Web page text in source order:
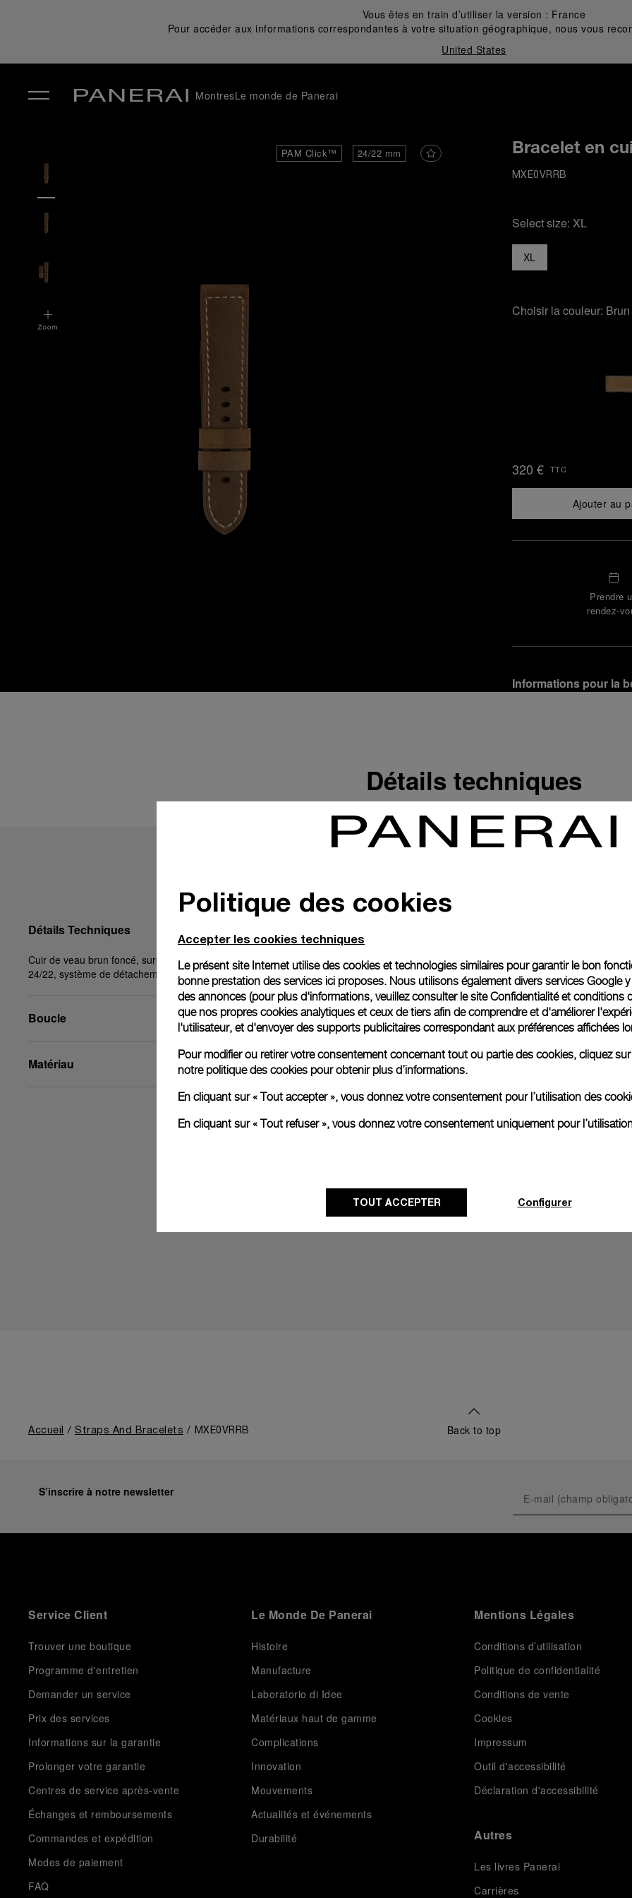
Vous êtes en train d’utiliser la version : France
Pour accéder aux informations correspondantes à votre situation géographique, nous vous
United States
MontresLe monde de Panerai
PAM Click™ 24/22 mm Bracelet en
MXE0VRRB
Select size: XL
XL
Choisir la couleur: Brun
320 € TTC
Ajouter au
Prendre
rendez-
Informations pour la
Retours et échanges
d'Officine Panerai ou
produit conformément à
En savoir plus
Emballage cadeau
Toutes les commandes
paiement en ligne, vous
personnalisé.
En savoir plus
aux produits réels.
Détails techniques
Détails Techniques
Cuir de veau brun foncé, surpiqûres beiges, XL,
24/22, système de détachement à clic PAM™
Boucle
Matériau
Accueil Straps And Bracelets MXE0VRRB Back to top
S’inscrire à notre newsletter
Service Client
Trouver une boutique
Programme d'entretien
Demander un service
Prix des services
Informations sur la garantie
Prolonger votre garantie
Centres de service après-vente
Échanges et remboursements
Commandes et expédition
Modes de paiement
FAQ
Le Monde De Panerai
Histoire
Manufacture
Laboratorio di Idee
Matériaux haut de gamme
Complications
Innovation
Mouvements
Actualités et événements
Durabilité
Mentions Légales
Conditions d’utilisation
Politique de confidentialité
Conditions de vente
Cookies
Impressum
Outil d'accessibilité
Déclaration d'accessibilité
Autres
Les livres Panerai
Carrières
Politique des cookies
Accepter les cookies techniques
Le présent site Internet utilise des cookies et technologies similaires pour garantir le bon
bonne prestation des services ici proposes. Nous utilisons également divers services Google
des annonces (pour plus d'informations, veuillez consulter lesite Confidentialité et conditions
que nos propres cookies analytiques et ceux de tiers afin de comprendre et d'améliorer
l'utilisateur, et d'envoyer des supports publicitaires correspondant aux préférences affichées
Pour modifier ou retirer votre consentement concernant tout ou partie des cookies, cliquez
notre politique des cookies pour obtenir plus d’informations.
En cliquant sur « Tout accepter », vous donnez votre consentement pour l’utilisation des
En cliquant sur « Tout refuser », vous donnez votre consentement uniquement pour
TOUT ACCEPTER Configurer